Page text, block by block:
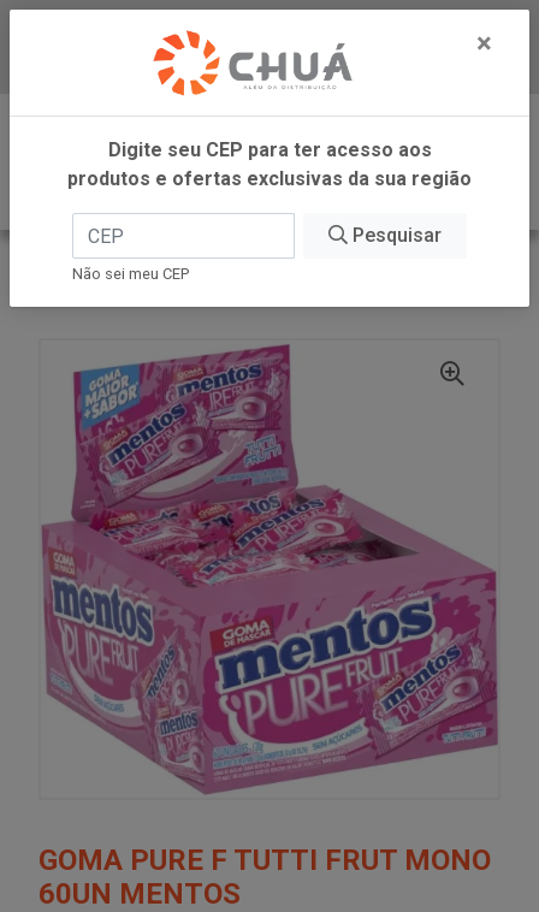
Baixe já nosso APP
0
INÍCIO
PERFETTI
GOMA PURE F TUTTI FRUT MONO
60UN MENTOS
×
Digite seu CEP para ter acesso aos
produtos e ofertas exclusivas da sua região
Pesquisar
Não sei meu CEP